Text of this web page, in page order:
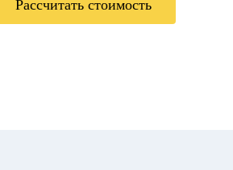
Рассчитать стоимость